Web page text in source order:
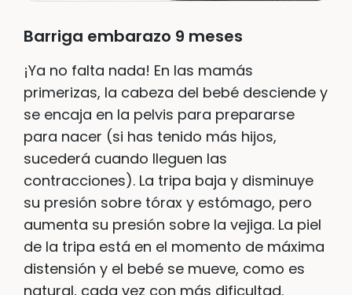
Barriga embarazo 9 meses
¡Ya no falta nada! En las mamás
primerizas, la cabeza del bebé desciende y
se encaja en la pelvis para prepararse
para nacer (si has tenido más hijos,
sucederá cuando lleguen las
contracciones). La tripa baja y disminuye
su presión sobre tórax y estómago, pero
aumenta su presión sobre la vejiga. La piel
de la tripa está en el momento de máxima
distensión y el bebé se mueve, como es
natural, cada vez con más dificultad.